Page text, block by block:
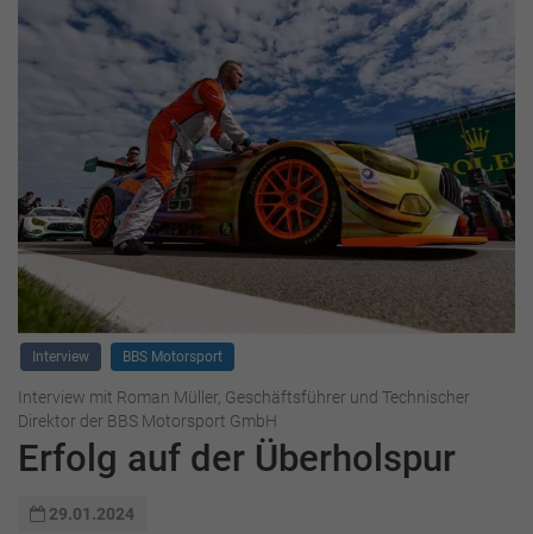
Interview BBS Motorsport
Interview mit Roman Müller, Geschäftsführer und Technischer
Direktor der BBS Motorsport GmbH
Erfolg auf der Überholspur
29.01.2024